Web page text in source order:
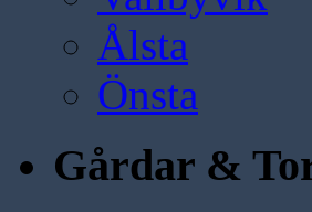
Ålsta
Önsta
Gårdar &